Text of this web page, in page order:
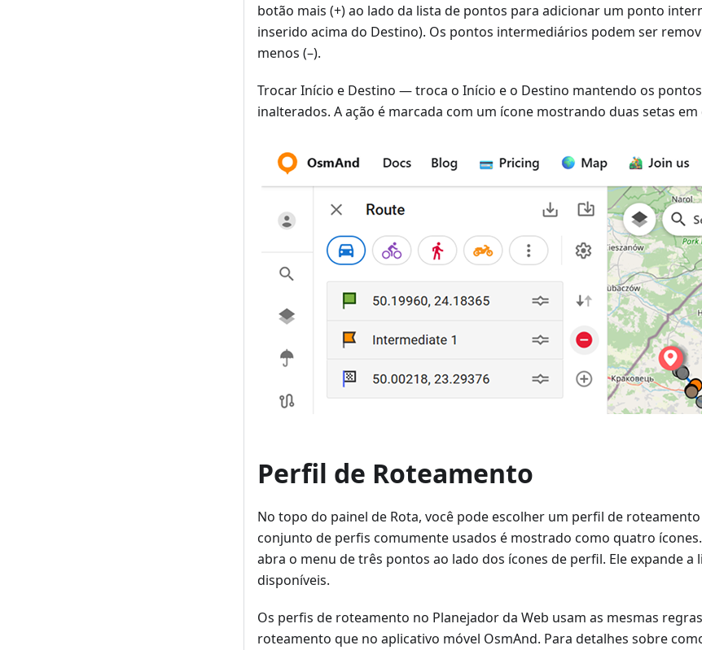
botão mais (+) ao lado da lista de pontos para adicionar um ponto
inserido acima do Destino). Os pontos intermediários podem ser
menos (–).
Trocar Início e Destino — troca o Início e o Destino mantendo os
inalterados. A ação é marcada com um ícone mostrando duas setas
Perfil de Roteamento
No topo do painel de Rota, você pode escolher um perfil de
conjunto de perfis comumente usados é mostrado como quatro
abra o menu de três pontos ao lado dos ícones de perfil. Ele expande a
disponíveis.
Os perfis de roteamento no Planejador da Web usam as mesmas
roteamento que no aplicativo móvel OsmAnd. Para detalhes sobre